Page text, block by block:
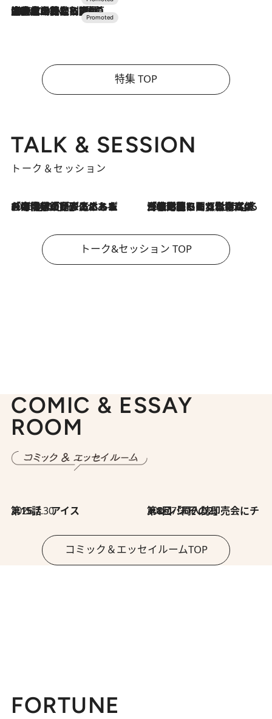
2026.7.10
NEW OPEN！【界 草津】名湯の地に誕生。趣の異なる2種の温泉と上州ならではの会席・蕎麦割烹など美食を味わう究極の癒やし旅
特集 TOP
TALK & SESSION
トーク＆セッション
2026.8.3
「今後値上げがあるとすれば…」「リスクがあるのは今年の冬」エネルギー専門家が語る、ホルムズ海峡封鎖が家庭にもたらす“ある心配” 2026.8.3
「住宅建てられない…」「サーチャージ料の高値が続いている」ホルムズ海峡封鎖による影響はいつまで続く？《エネルギー専門家に聞く“どうなる日本の暮らし”》
トーク&セッション TOP
COMIC & ESSAY
ROOM
2026.7.30
第15話 アイス 2026.7.30
第8回「同人誌即売会にチャレンジ その2」
コミック＆エッセイルームTOP
FORTUNE